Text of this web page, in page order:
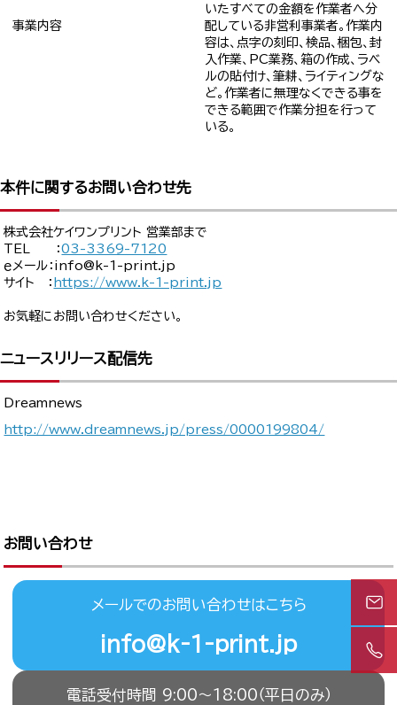
事業内容
いたすべての金額を作業者へ分
配している非営利事業者。作業内
容は、点字の刻印、検品、梱包、封
入作業、PC業務、箱の作成、ラベ
ルの貼付け、筆耕、ライティングな
ど。作業者に無理なくできる事を
できる範囲で作業分担を行って
いる。
本件に関するお問い合わせ先
株式会社ケイワンプリント 営業部まで
TEL ：03-3369-7120
ｅメール：info@k-1-print.jp
サイト ： https://www.k-1-print.jp
お気軽にお問い合わせください。
ニュースリリース配信先
Dreamnews
http://www.dreamnews.jp/press/0000199804/
お問い合わせ
メールでのお問い合わせはこちら
info@k-1-print.jp
電話受付時間 9:00〜18:00（平日のみ）